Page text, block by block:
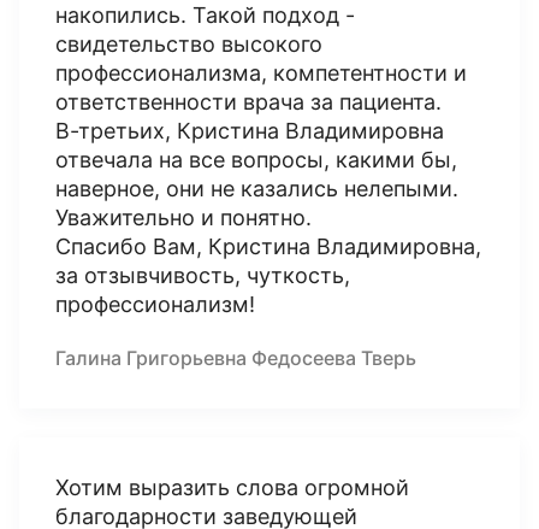
накопились. Такой подход -
свидетельство высокого
профессионализма, компетентности и
ответственности врача за пациента.
В-третьих, Кристина Владимировна
отвечала на все вопросы, какими бы,
наверное, они не казались нелепыми.
Уважительно и понятно.
Спасибо Вам, Кристина Владимировна,
за отзывчивость, чуткость,
профессионализм!
Галина Григорьевна Федосеева Тверь
Хотим выразить слова огромной
благодарности заведующей